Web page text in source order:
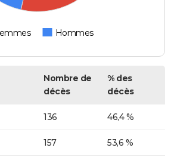
Hommes
Nombre de
décès
% des
décès
136 46,4 %
157 53,6 %